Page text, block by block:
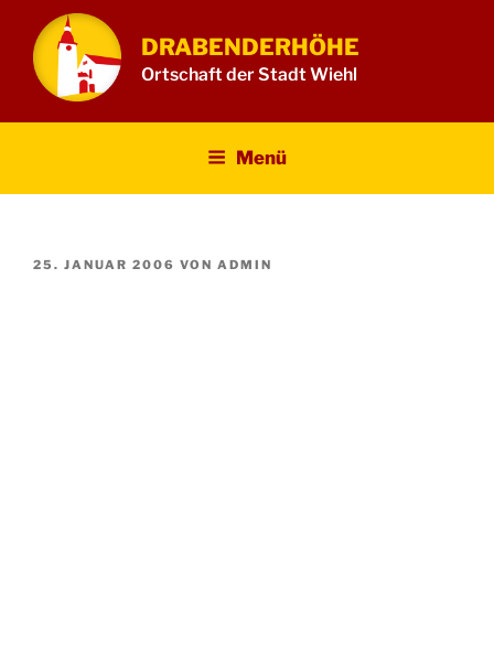
Inhalt
springen
DRABENDERHÖHE
Ortschaft der Stadt Wiehl
Menü
VERÖFFENTLICHT
25. JANUAR 2006 VON ADMIN